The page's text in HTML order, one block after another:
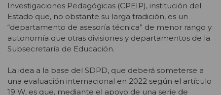
Investigaciones Pedagógicas (CPEIP), institución del
Estado que, no obstante su larga tradición, es un
“departamento de asesoría técnica” de menor rango y
autonomía que otras divisiones y departamentos de la
Subsecretaría de Educación.
La idea a la base del SDPD, que deberá someterse a
una evaluación internacional en 2022 según el artículo
19 W, es que, mediante el apoyo de una serie de